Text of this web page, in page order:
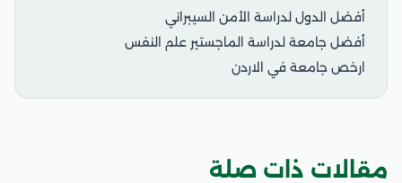
أفضل الدول لدراسة الأمن السيبراني
أفضل جامعة لدراسة الماجستير علم النفس
ارخص جامعة في الاردن
مقالات ذات صلة